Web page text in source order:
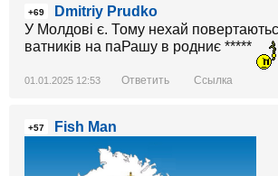
+69
Dmitriy Prudko
У Молдові є. Тому нехай
ватників на паРашу в родниє *****
01.01.2025 12:53 Ответить Ссылка
+57 Fish Man